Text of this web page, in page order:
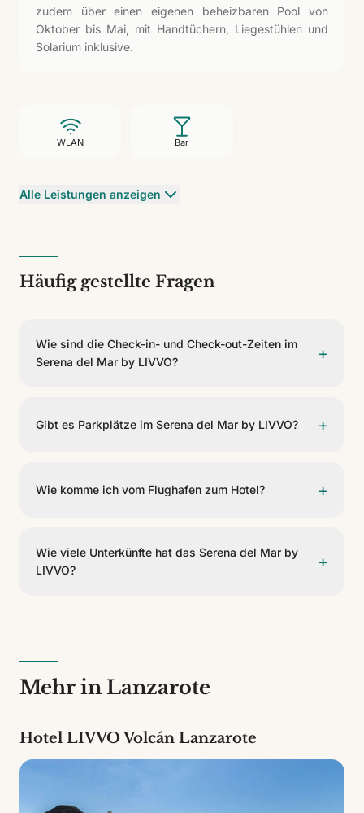
zudem über einen eigenen beheizbaren Pool von
Oktober bis Mai, mit Handtüchern, Liegestühlen und
Solarium inklusive.
WLAN Bar
Alle Leistungen anzeigen
Häufig gestellte Fragen
Wie sind die Check-in- und Check-out-Zeiten im
Serena del Mar by LIVVO?
+
Gibt es Parkplätze im Serena del Mar by LIVVO? +
Konditionen an der Rezeption.
Wie komme ich vom Flughafen zum Hotel? +
mit dem Taxi, einem privaten Transfer oder einem
Wie viele Unterkünfte hat das Serena del Mar by
LIVVO?
+
Mehr in Lanzarote
Hotel LIVVO Volcán Lanzarote